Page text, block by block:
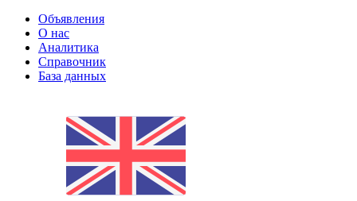
Объявления
О нас
Аналитика
Справочник
База данных